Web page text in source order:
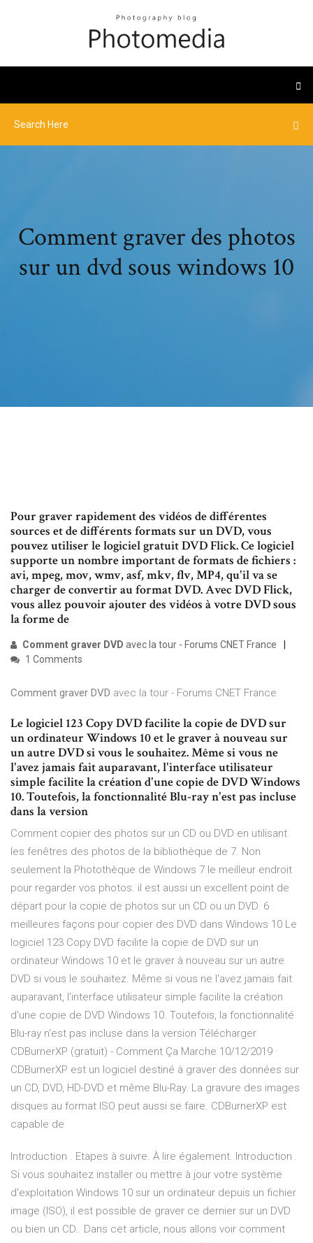
Comment graver des photos
sur un dvd sous windows 10
Pour graver rapidement des vidéos de différentes
sources et de différents formats sur un DVD, vous
pouvez utiliser le logiciel gratuit DVD Flick. Ce logiciel
supporte un nombre important de formats de fichiers :
avi, mpeg, mov, wmv, asf, mkv, flv, MP4, qu'il va se
charger de convertir au format DVD. Avec DVD Flick,
vous allez pouvoir ajouter des vidéos à votre DVD sous
la forme de
Comment graver DVD avec la tour - Forums CNET France
1 Comments
Comment graver DVD avec la tour - Forums CNET France
Le logiciel 123 Copy DVD facilite la copie de DVD sur
un ordinateur Windows 10 et le graver à nouveau sur
un autre DVD si vous le souhaitez. Même si vous ne
l'avez jamais fait auparavant, l'interface utilisateur
simple facilite la création d'une copie de DVD Windows
10. Toutefois, la fonctionnalité Blu-ray n'est pas incluse
dans la version
Comment copier des photos sur un CD ou DVD en utilisant
les fenêtres des photos de la bibliothèque de 7. Non
seulement la Photothèque de Windows 7 le meilleur endroit
pour regarder vos photos. il est aussi un excellent point de
départ pour la copie de photos sur un CD ou un DVD. 6
meilleures façons pour copier des DVD dans Windows 10 Le
logiciel 123 Copy DVD facilite la copie de DVD sur un
ordinateur Windows 10 et le graver à nouveau sur un autre
DVD si vous le souhaitez. Même si vous ne l'avez jamais fait
auparavant, l'interface utilisateur simple facilite la création
d'une copie de DVD Windows 10. Toutefois, la fonctionnalité
Blu-ray n'est pas incluse dans la version Télécharger
CDBurnerXP (gratuit) - Comment Ça Marche 10/12/2019 ·
CDBurnerXP est un logiciel destiné à graver des données sur
un CD, DVD, HD-DVD et même Blu-Ray. La gravure des images
disques au format ISO peut aussi se faire. CDBurnerXP est
capable de
Introduction . Etapes à suivre. À lire également. Introduction .
Si vous souhaitez installer ou mettre à jour votre système
d'exploitation Windows 10 sur un ordinateur depuis un fichier
image (ISO), il est possible de graver ce dernier sur un DVD
ou bien un CD.. Dans cet article, nous allons voir comment